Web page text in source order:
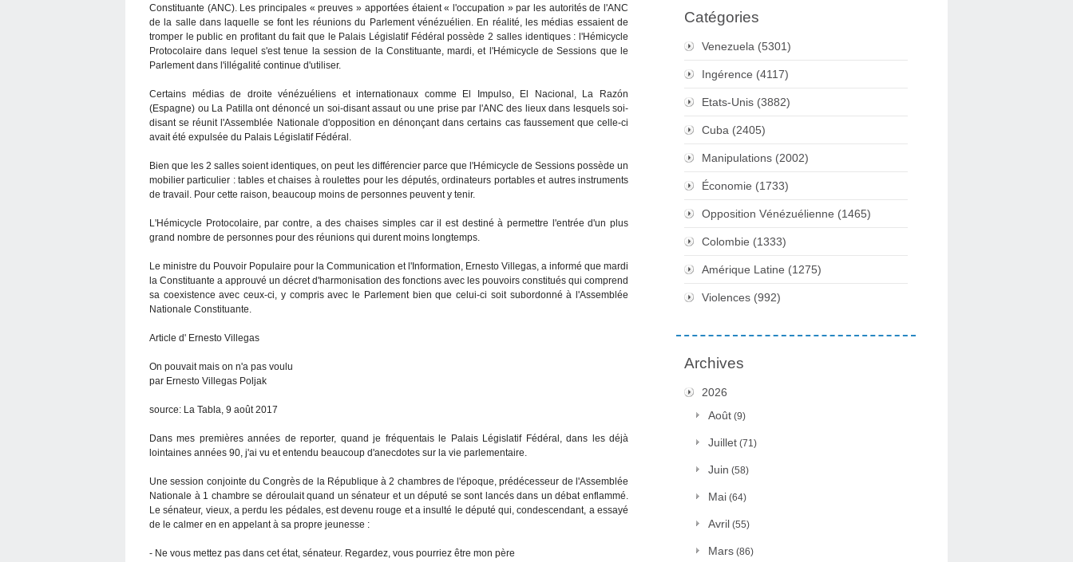
Constituante (ANC). Les principales « preuves » apportées étaient « l'occupation » par les autorités de l'ANC
de la salle dans laquelle se font les réunions du Parlement vénézuélien. En réalité, les médias essaient de
tromper le public en profitant du fait que le Palais Législatif Fédéral possède 2 salles identiques : l'Hémicycle
Protocolaire dans lequel s'est tenue la session de la Constituante, mardi, et l'Hémicycle de Sessions que le
Parlement dans l'illégalité continue d'utiliser.
Certains médias de droite vénézuéliens et internationaux comme El Impulso, El Nacional, La Razón
(Espagne) ou La Patilla ont dénoncé un soi-disant assaut ou une prise par l'ANC des lieux dans lesquels soi-
disant se réunit l'Assemblée Nationale d'opposition en dénonçant dans certains cas faussement que celle-ci
avait été expulsée du Palais Législatif Fédéral.
Bien que les 2 salles soient identiques, on peut les différencier parce que l'Hémicycle de Sessions possède un
mobilier particulier : tables et chaises à roulettes pour les députés, ordinateurs portables et autres instruments
de travail. Pour cette raison, beaucoup moins de personnes peuvent y tenir.
L'Hémicycle Protocolaire, par contre, a des chaises simples car il est destiné à permettre l'entrée d'un plus
grand nombre de personnes pour des réunions qui durent moins longtemps.
Le ministre du Pouvoir Populaire pour la Communication et l'Information, Ernesto Villegas, a informé que mardi
la Constituante a approuvé un décret d'harmonisation des fonctions avec les pouvoirs constitués qui comprend
sa coexistence avec ceux-ci, y compris avec le Parlement bien que celui-ci soit subordonné à l'Assemblée
Nationale Constituante.
Article d' Ernesto Villegas
On pouvait mais on n'a pas voulu
par Ernesto Villegas Poljak
source: La Tabla, 9 août 2017
Dans mes premières années de reporter, quand je fréquentais le Palais Législatif Fédéral, dans les déjà
lointaines années 90, j'ai vu et entendu beaucoup d'anecdotes sur la vie parlementaire.
Une session conjointe du Congrès de la République à 2 chambres de l'époque, prédécesseur de l'Assemblée
Nationale à 1 chambre se déroulait quand un sénateur et un député se sont lancés dans un débat enflammé.
Le sénateur, vieux, a perdu les pédales, est devenu rouge et a insulté le député qui, condescendant, a essayé
de le calmer en en appelant à sa propre jeunesse :
- Ne vous mettez pas dans cet état, sénateur. Regardez, vous pourriez être mon père
Catégories
Venezuela (5301)
Ingérence (4117)
Etats-Unis (3882)
Cuba (2405)
Manipulations (2002)
Économie (1733)
Opposition Vénézuélienne (1465)
Colombie (1333)
Amérique Latine (1275)
Violences (992)
Archives
2026
Août (9)
Juillet (71)
Juin (58)
Mai (64)
Avril (55)
Mars (86)